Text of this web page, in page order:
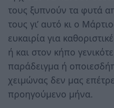
τους ξυπνούν τα φυτά
τους γι’ αυτό κι ο
ευκαιρία για
ή και στον κήπο
παράδειγμα ή
χειμώνας δεν μας
προηγούμενο μήνα.